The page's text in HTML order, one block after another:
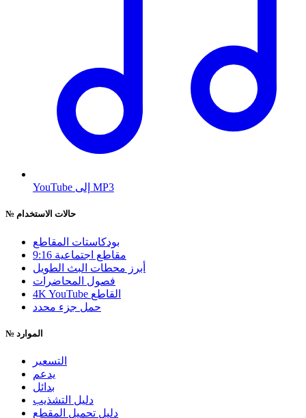
YouTube إلى MP3
№ حالات الاستخدام
بودكاستات المقاطع
9:16 مقاطع اجتماعية
أبرز محطات البث الطويل
فصول المحاضرات
4K YouTube القاطع
حمل جزء محدد
№ الموارد
التسعير
يدعم
بدائل
دليل التشذيب
دليل تحميل المقطع